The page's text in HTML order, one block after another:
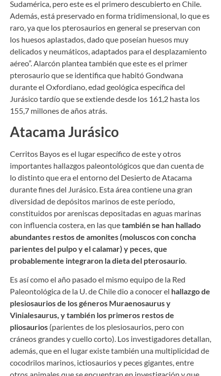
Sudamérica, pero este es el primero descubierto en Chile.
Además, está preservado en forma tridimensional, lo que es
raro, ya que los pterosaurios en general se preservan con
los huesos aplastados, dado que poseían huesos muy
delicados y neumáticos, adaptados para el desplazamiento
aéreo”. Alarcón plantea también que este es el primer
pterosaurio que se identifica que habitó Gondwana
durante el Oxfordiano, edad geológica específica del
Jurásico tardío que se extiende desde los 161,2 hasta los
155,7 millones de años atrás.
Atacama Jurásico
Cerritos Bayos es el lugar específico de este y otros
importantes hallazgos paleontológicos que dan cuenta de
lo distinto que era el entorno del Desierto de Atacama
durante fines del Jurásico. Esta área contiene una gran
diversidad de depósitos marinos de este período,
constituidos por areniscas depositadas en aguas marinas
con influencia costera, en las quetambién se han hallado
abundantes restos de amonites (moluscos con concha
parientes del pulpo y el calamar) y peces, que
probablemente integraron la dieta del pterosaurio.
Es así como el año pasado el mismo equipo de la Red
Paleontológica de la U. de Chile dio a conocer el hallazgo de
plesiosaurios de los géneros Muraenosaurus y
Vinialesaurus, y también los primeros restos de
pliosaurios (parientes de los plesiosaurios, pero con
cráneos grandes y cuello corto). Los investigadores detallan,
además, que en el lugar existe también una multiplicidad de
cocodrilos marinos, ictiosaurios y peces gigantes, entre